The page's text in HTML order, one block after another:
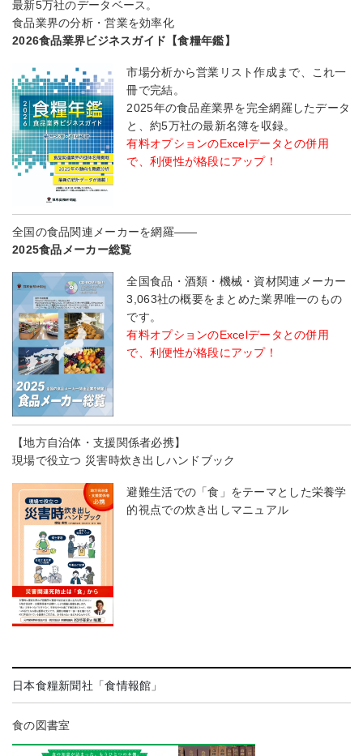
最新5万社のデータベース。
食品業界の分析・営業を効率化
2026食品業界ビジネスガイド【食糧年鑑】
市場分析から営業リスト作成まで、これ一
冊で完結。
2025年の食品産業界を完全網羅したデータ
と、約5万社の最新名簿を収録。
有料オプションのExcelデータとの併用
で、利便性が格段にアップ！
全国の食品関連メーカーを網羅――
2025食品メーカー総覧
全国食品・酒類・機械・資材関連メーカー
3,063社の概要をまとめた業界唯一のもの
です。
有料オプションのExcelデータとの併用
で、利便性が格段にアップ！
【地方自治体・支援関係者必携】
現場で役立つ 災害時炊き出しハンドブック
避難生活での「食」をテーマとした栄養学
的視点での炊き出しマニュアル
日本食糧新聞社「食情報館」
食の図書室